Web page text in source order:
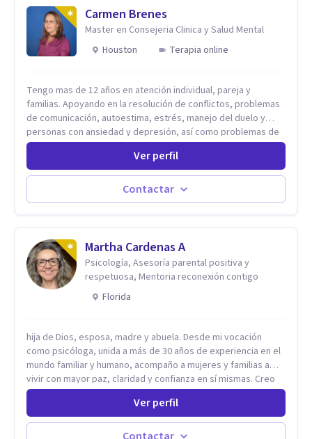
Carmen Brenes
Master en Consejeria Clinica y Salud Mental
Houston
Terapia online
Tengo mas de 12 años en atención individual, pareja y
familias. Apoyando en la resolución de conflictos, problemas
de comunicación, autoestima, estrés, manejo del duelo y
personas con ansiedad y depresión, así como problemas de
conducta y comportamiento. Desarrollo de personas
Estableciendo metas a corto y largo plazo, es vital para la
vida de cada uno tener su propia vision.
Ver perfil
Contactar
Martha Cardenas A
Psicología, Asesoría parental positiva y
respetuosa, Mentoria reconexión contigo
Florida
hija de Dios, esposa, madre y abuela. Desde mi vocación
como psicóloga, unida a más de 30 años de experiencia en el
mundo familiar y humano, acompaño a mujeres y familias a
vivir con mayor paz, claridad y confianza en sí mismas. Creo
profundamente que la vida está hecha de etapas, y que cada
ciclo —personal, emocional, espiritual y familiar— trae
oportunidades de crecimiento. Por eso utilizo una
combinación de psicología positiva, enfoque humanista,
Ver perfil